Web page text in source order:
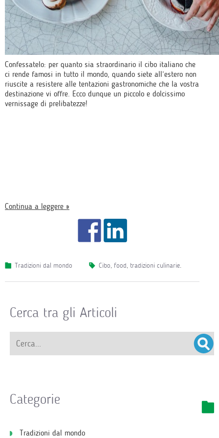
Confessatelo: per quanto sia straordinario il cibo italiano che
ci rende famosi in tutto il mondo, quando siete all’estero non
riuscite a resistere alle tentazioni gastronomiche che la vostra
destinazione vi offre. Ecco dunque un piccolo e dolcissimo
vernissage di prelibatezze!
Continua a leggere »
Tradizioni dal mondo cibo, food, tradizioni culinarie.
Cerca tra gli Articoli
Categorie
Tradizioni dal mondo